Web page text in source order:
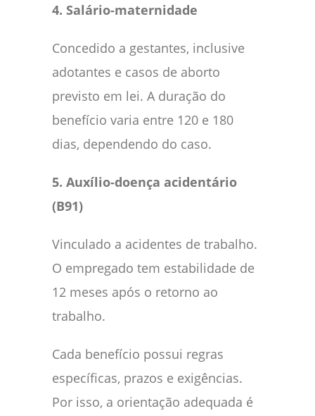
4. Salário-maternidade
Concedido a gestantes, inclusive
adotantes e casos de aborto
previsto em lei. A duração do
benefício varia entre 120 e 180
dias, dependendo do caso.
5. Auxílio-doença acidentário
(B91)
Vinculado a acidentes de trabalho.
O empregado tem estabilidade de
12 meses após o retorno ao
trabalho.
Cada benefício possui regras
específicas, prazos e exigências.
Por isso, a orientação adequada é